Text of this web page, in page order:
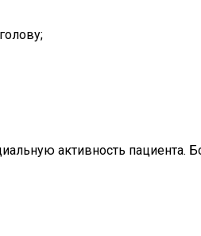
активность пациента.